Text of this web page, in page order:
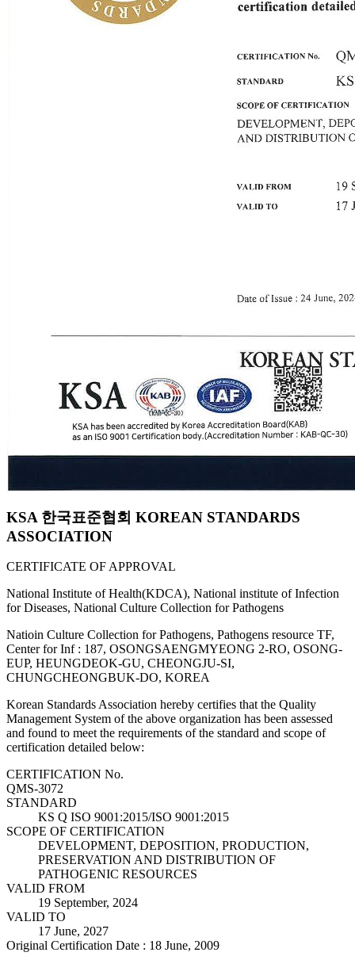
KSA 한국표준협회 KOREAN STANDARDS
ASSOCIATION
CERTIFICATE OF APPROVAL
National Institute of Health(KDCA), National institute of Infection
for Diseases, National Culture Collection for Pathogens
Natioin Culture Collection for Pathogens, Pathogens resource TF,
Center for Inf : 187, OSONGSAENGMYEONG 2-RO, OSONG-
EUP, HEUNGDEOK-GU, CHEONGJU-SI,
CHUNGCHEONGBUK-DO, KOREA
Korean Standards Association hereby certifies that the Quality
Management System of the above organization has been assessed
and found to meet the requirements of the standard and scope of
certification detailed below:
CERTIFICATION No.
QMS-3072
STANDARD
KS Q ISO 9001:2015/ISO 9001:2015
SCOPE OF CERTIFICATION
DEVELOPMENT, DEPOSITION, PRODUCTION,
PRESERVATION AND DISTRIBUTION OF
PATHOGENIC RESOURCES
VALID FROM
19 September, 2024
VALID TO
17 June, 2027
Original Certification Date : 18 June, 2009